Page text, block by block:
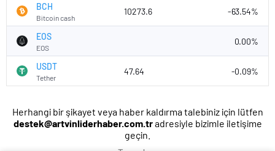
BCH
Bitcoin cash
10273.6 -63.54%
EOS
EOS
0.00%
USDT
Tether
47.64 -0.09%
Herhangi bir şikayet veya haber kaldırma talebiniz için lütfen
destek@artvinliderhaber.com.tradresiyle bizimle iletişime
geçin.